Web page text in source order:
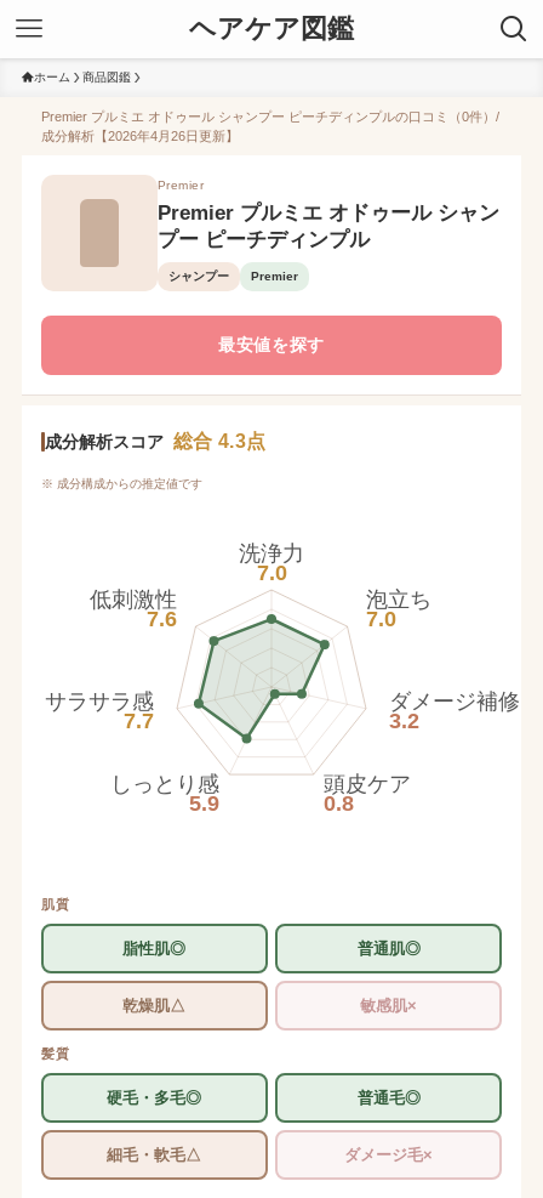
ヘアケア図鑑
ホーム 商品図鑑
Premier プルミエ オドゥール シャンプー ピーチディンプルの口コミ（0件）/
成分解析【2026年4月26日更新】
Premier
Premier プルミエ オドゥール シャン
プー ピーチディンプル
シャンプー Premier
最安値を探す
成分解析スコア 総合 4.3点
※ 成分構成からの推定値です
洗浄力
7.0
泡立ち
7.0
ダメージ補修
3.2
頭皮ケア
0.8
しっとり感
5.9
サラサラ感
7.7
低刺激性
7.6
肌質
脂性肌◎ 普通肌◎
乾燥肌△ 敏感肌×
髪質
硬毛・多毛◎ 普通毛◎
細毛・軟毛△ ダメージ毛×